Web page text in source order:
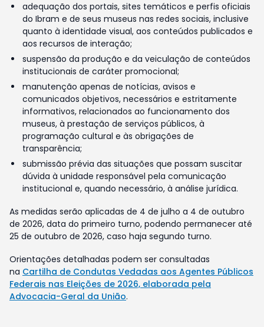
adequação dos portais, sites temáticos e perfis oficiais
do Ibram e de seus museus nas redes sociais, inclusive
quanto à identidade visual, aos conteúdos publicados e
aos recursos de interação;
suspensão da produção e da veiculação de conteúdos
institucionais de caráter promocional;
manutenção apenas de notícias, avisos e
comunicados objetivos, necessários e estritamente
informativos, relacionados ao funcionamento dos
museus, à prestação de serviços públicos, à
programação cultural e às obrigações de
transparência;
submissão prévia das situações que possam suscitar
dúvida à unidade responsável pela comunicação
institucional e, quando necessário, à análise jurídica.
As medidas serão aplicadas de 4 de julho a 4 de outubro
de 2026, data do primeiro turno, podendo permanecer até
25 de outubro de 2026, caso haja segundo turno.
Orientações detalhadas podem ser consultadas
na Cartilha de Condutas Vedadas aos Agentes Públicos
Federais nas Eleições de 2026, elaborada pela
Advocacia-Geral da União.